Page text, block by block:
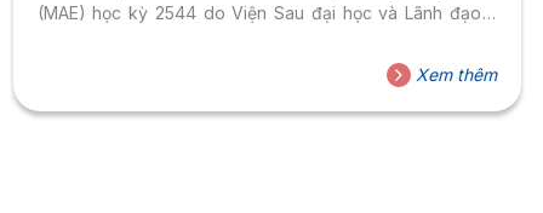
(MAE) học kỳ 2544 do Viện Sau đại học và Lãnh đạo –
bảo vệ cho thấy sự nghiêm túc trong học thuật, đồng thời
phản ánh rõ tư duy ứng dụng và khả năng giải quyết vấn
đề...
Xem thêm